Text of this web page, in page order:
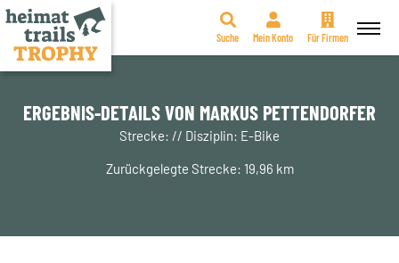
Zum
springen
Suche Mein Konto Für Firmen
ERGEBNIS-DETAILS VON MARKUS PETTENDORFER
Strecke: // Disziplin: E-Bike
Zurückgelegte Strecke: 19,96 km